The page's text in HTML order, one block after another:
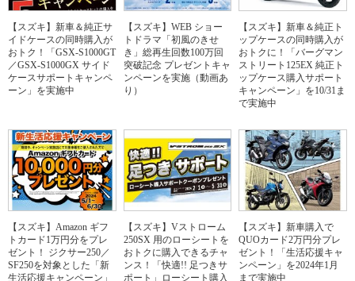
【スズキ】新車＆純正サ
イドケースの同時購入が
おトク！「GSX-S1000GT
／GSX-S1000GX サイド
ケースサポートキャンペ
ーン」を実施中
【スズキ】WEB ショー
トドラマ「初風のきせ
き」総再生回数100万回
突破記念 プレゼントキャ
ンペーンを実施（動画あ
り）
【スズキ】新車＆純正ト
ップケースの同時購入が
おトクに！「バーグマン
ストリート125EX 純正ト
ップケース購入サポート
キャンペーン」を10/31ま
で実施中
【スズキ】Amazon ギフ
トカード1万円分をプレ
ゼント！ ジクサー250／
SF250を対象とした「新
生活応援キャンペーン」
【スズキ】Vストローム
250SX 用のローシートを
おトクに購入できるチャ
ンス！「快適!! 足つきサ
ポート」ローシート購入
【スズキ】新車購入で
QUOカード2万円分プレ
ゼント！「生活応援キャ
ンペーン」を2024年1月
まで実施中